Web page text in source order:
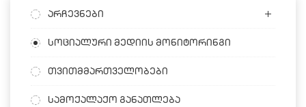
არჩევნები
სოციალური მედიის მონიტორინგი
თვითმმართველობები
სამოქალაქო განათლება